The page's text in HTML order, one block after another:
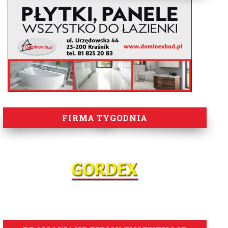
FIRMA TYGODNIA